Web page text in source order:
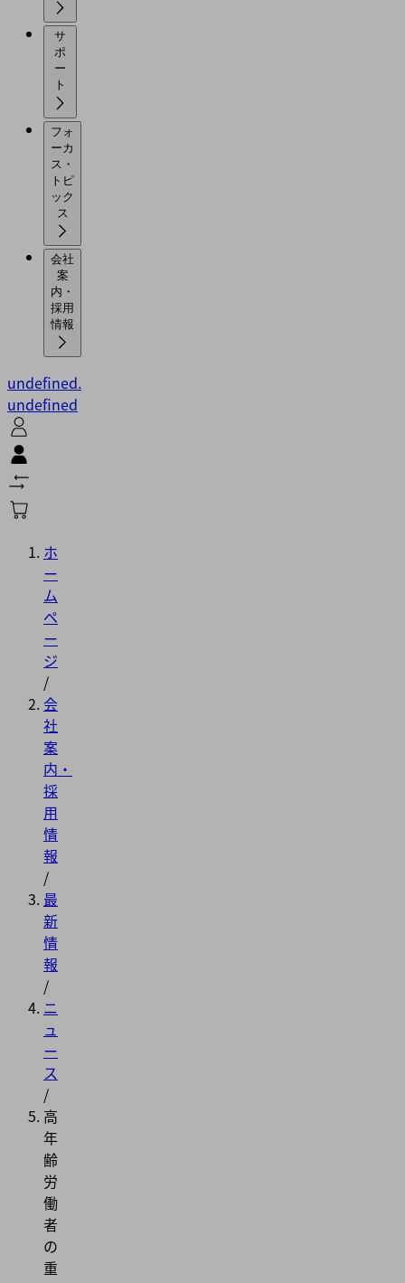
サ
ポ
ー
フォ
ーカ
ス・
トピ
ック
会社
案
内・
採用
情報
undefined.
undefined
ホ
ー
ム
ペ
ー
ジ
/
会
社
案
内・
採
用
情
報
/
最
新
情
報
/
ニ
ュ
ー
ス
/
高
年
齢
労
働
者
の
重